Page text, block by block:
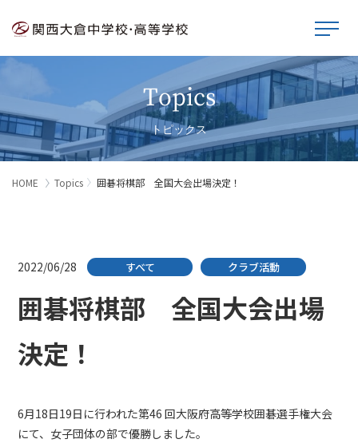
Topics
トピックス
HOME Topics 囲碁将棋部 全国大会出場決定！
2022/06/28 すべて クラブ活動
囲碁将棋部 全国大会出場
決定！
6月18日19日に行われた第46 回大阪府高等学校囲碁選手権大会
にて、女子団体の部で優勝しました。